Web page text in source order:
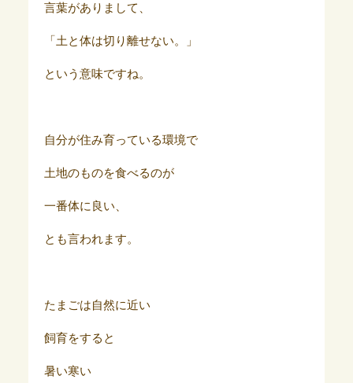
言葉がありまして、
「土と体は切り離せない。」
という意味ですね。
自分が住み育っている環境で
土地のものを食べるのが
一番体に良い、
とも言われます。
たまごは自然に近い
飼育をすると
暑い寒い